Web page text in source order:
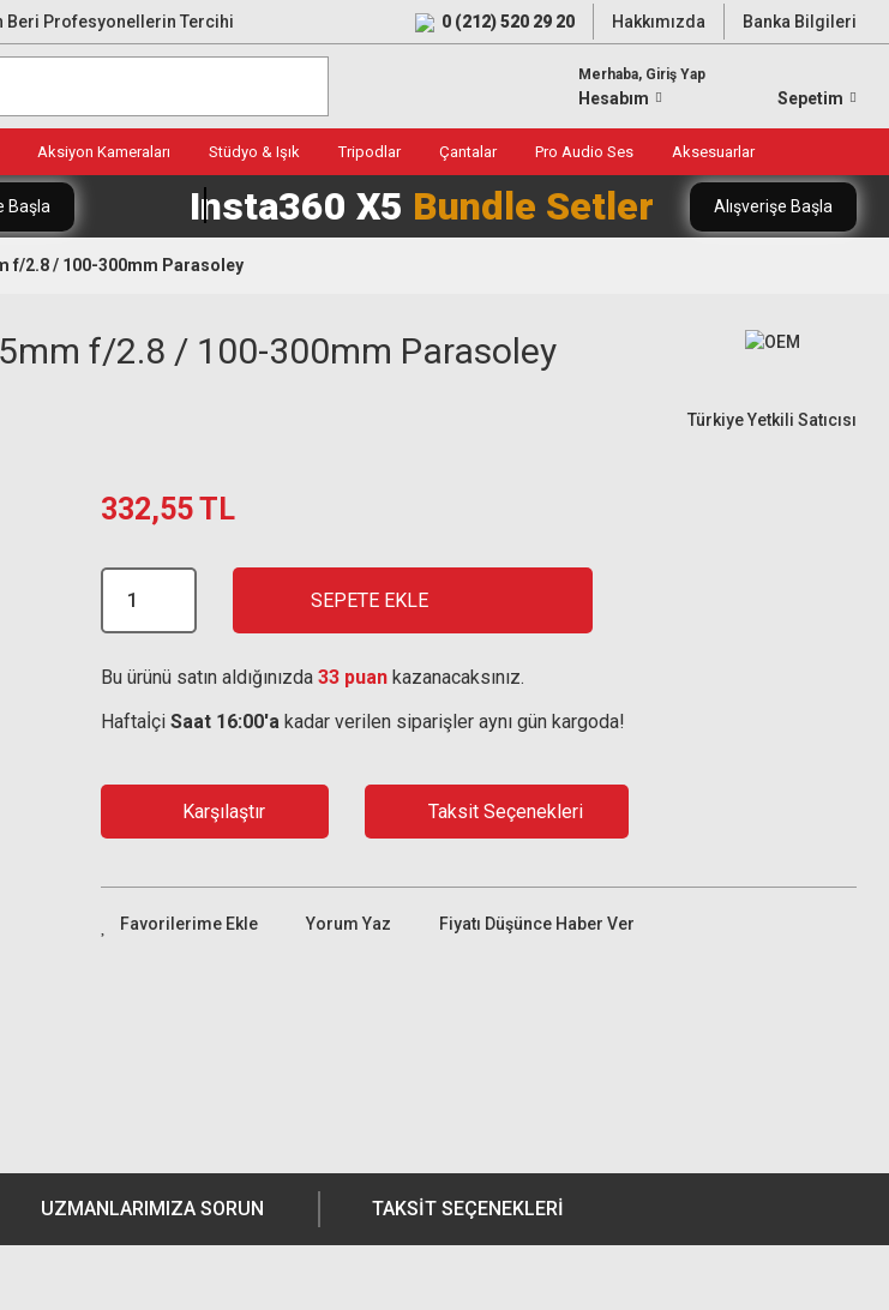
Beri Profesyonellerin Tercihi 0 (212) 520 29 20 Hakkımızda Banka Bilgileri
Merhaba, Giriş Yap
Hesabım Sepetim
Aksiyon Kameraları Stüdyo & Işık Tripodlar Çantalar Pro Audio Ses Aksesuarlar
Başla Insta360 X5 Bundle Setler Alışverişe Başla
f/2.8 / 100-300mm Parasoley
f/2.8 / 100-300mm Parasoley
Türkiye Yetkili Satıcısı
332,55 TL
SEPETE EKLE
Bu ürünü satın aldığınızda 33 puan kazanacaksınız.
Haftaİçi Saat 16:00'a kadar verilen siparişler aynı gün kargoda!
Karşılaştır Taksit Seçenekleri
Yorum Yaz Fiyatı Düşünce Haber Ver
UZMANLARIMIZA SORUN TAKSIT SEÇENEKLERI